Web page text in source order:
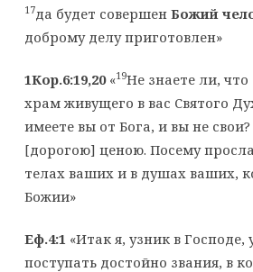
17да будет совершен Божий
доброму делу приготовлен»
1Кор.6:19,20«19Не знаете ли,
храм живущего в вас Святого
имеете вы от Бога, и вы не свои?
[дорогою] ценою. Посему
телах ваших и в душах ваших,
Божии»
Еф.4:1 «Итак я, узник в Господе,
поступать достойно звания, в